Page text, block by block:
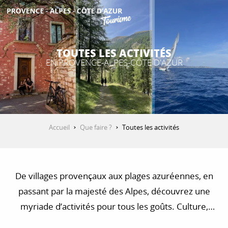
Aller
au
contenu
principal
DÉCOUVRIR
QUE FAIRE ?
SÉJOURNER
TOUTES LES ACTIVITÉS
EN PROVENCE-ALPES-CÔTE D'AZUR
Accueil Que faire ? Toutes les activités
De villages provençaux aux plages azuréennes, en
passant par la majesté des Alpes, découvrez une
myriade d’activités pour tous les goûts. Culture,